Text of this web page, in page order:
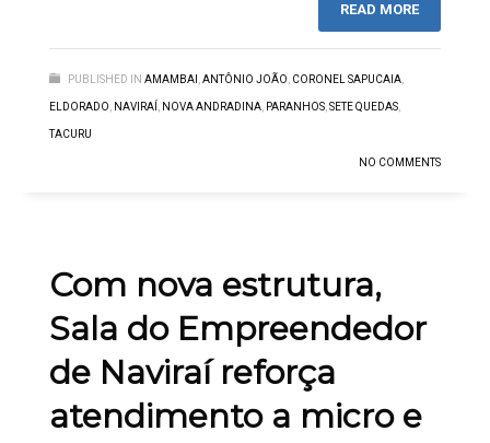
READ MORE
PUBLISHED IN AMAMBAI ,ANTÔNIO JOÃO, CORONEL SAPUCAIA,
ELDORADO, NAVIRAÍ , NOVA ANDRADINA, PARANHOS,SETE QUEDAS,
TACURU
NO COMMENTS
Com nova estrutura,
Sala do Empreendedor
de Naviraí reforça
atendimento a micro e